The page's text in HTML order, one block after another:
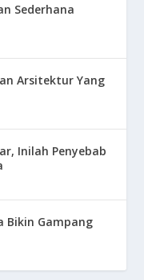
Sederhana
Arsitektur Yang
Inilah Penyebab
Bikin Gampang